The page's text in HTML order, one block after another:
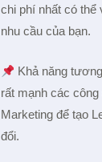
chi phí nhất có thể
nhu cầu của bạn.
Khả năng
rất mạnh các
Marketing để tạo
đổi.